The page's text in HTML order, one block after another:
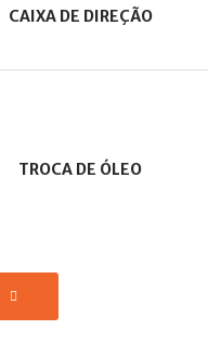
CAIXA DE DIREÇÃO
TROCA DE ÓLEO